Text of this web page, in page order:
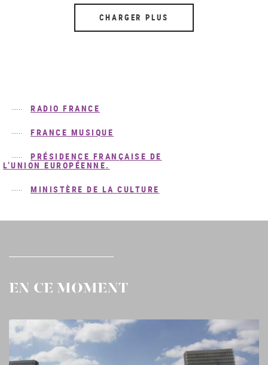
CHARGER PLUS
RADIO FRANCE
FRANCE MUSIQUE
PRÉSIDENCE FRANÇAISE DE
L’UNION EUROPÉENNE.
MINISTÈRE DE LA CULTURE
EN CE MOMENT